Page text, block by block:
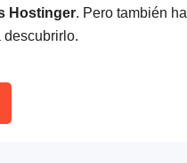
Hostinger. Pero también
descubrirlo.